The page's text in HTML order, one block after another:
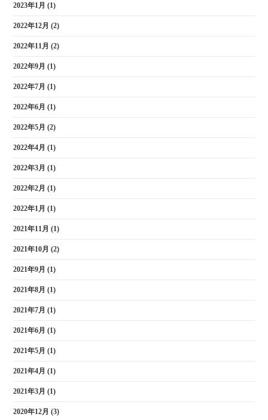
2023年1月 (1)
2022年12月 (2)
2022年11月 (2)
2022年9月 (1)
2022年7月 (1)
2022年6月 (1)
2022年5月 (2)
2022年4月 (1)
2022年3月 (1)
2022年2月 (1)
2022年1月 (1)
2021年11月 (1)
2021年10月 (2)
2021年9月 (1)
2021年8月 (1)
2021年7月 (1)
2021年6月 (1)
2021年5月 (1)
2021年4月 (1)
2021年3月 (1)
2020年12月 (3)